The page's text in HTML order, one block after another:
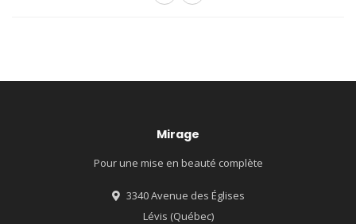
Mirage
Pour une mise en beauté complète
3340 Avenue des Églises
Lévis (Québec)